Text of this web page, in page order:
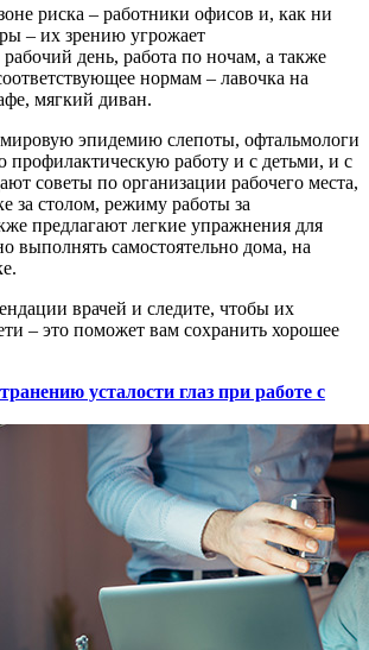
риска – работники офисов и, как ни
– их зрению угрожает
день, работа по ночам, а также
нормам – лавочка на
мягкий диван.
эпидемию слепоты, офтальмологи
профилактическую работу и с детьми, и с
советы по организации рабочего места,
за столом, режиму работы за
предлагают легкие упражнения для
выполнять самостоятельно дома, на
врачей и следите, чтобы их
– это поможет вам сохранить хорошее
усталости глаз при работе с